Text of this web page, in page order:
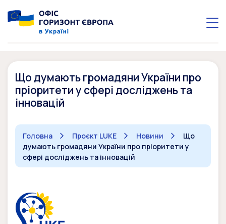
Що думають громадяни України про
пріоритети у сфері досліджень та
інновацій
Головна Проєкт LUKE Новини
Що
думають громадяни України про пріоритети у
сфері досліджень та інновацій